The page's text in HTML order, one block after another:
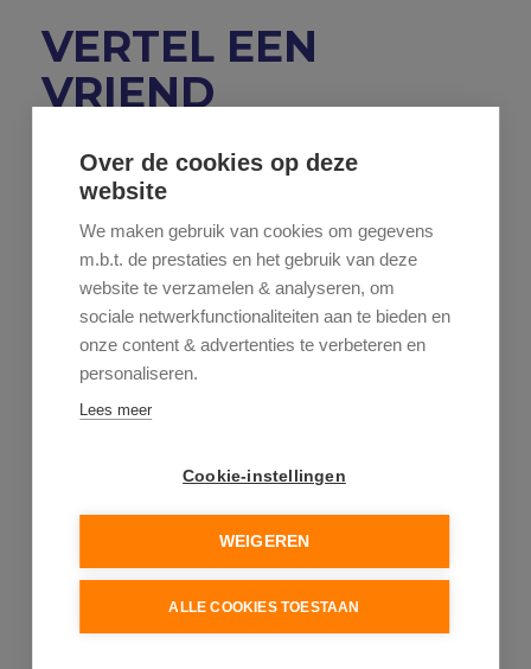
VERTEL EEN
VRIEND
Over de cookies op deze
website
We maken gebruik van cookies om gegevens
m.b.t. de prestaties en het gebruik van deze
website te verzamelen & analyseren, om
sociale netwerkfunctionaliteiten aan te bieden en
onze content & advertenties te verbeteren en
personaliseren.
Lees meer
Cookie-instellingen
WEIGEREN
ALLE COOKIES TOESTAAN